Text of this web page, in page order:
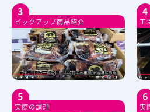
3
ピックアップ商品紹介
4
工
5
実際の調理
6
実